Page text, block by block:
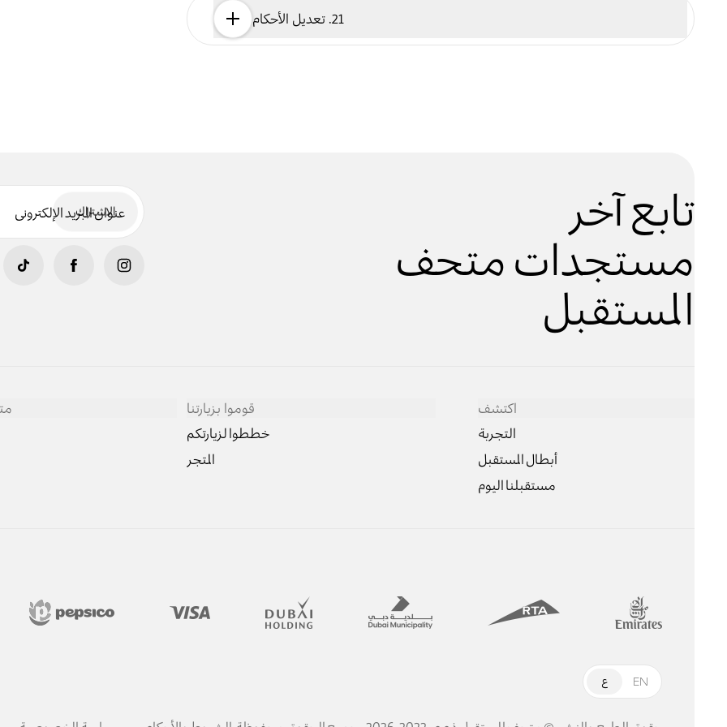
21. تعديل الأحكام
تابع آخر
مستجدات متحف
المستقبل
عنوان البريد الإلكتروني
الاشتراك
in new tab/window
tab/window
اكتشف
التجربة
أبطال المستقبل
مستقبلنا اليوم
قوموا بزيارتنا
خططوا لزيارتكم
المتجر
EN ع